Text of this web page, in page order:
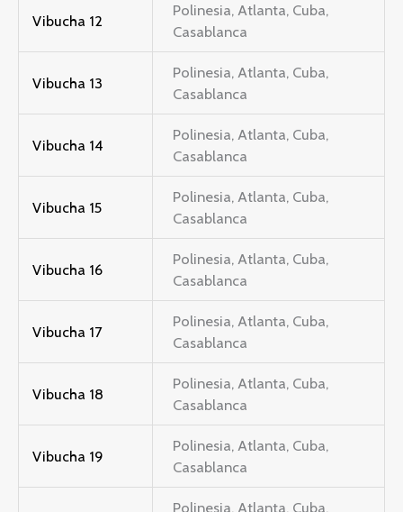
Vibucha 12
Polinesia, Atlanta, Cuba,
Casablanca
Vibucha 13
Polinesia, Atlanta, Cuba,
Casablanca
Vibucha 14
Polinesia, Atlanta, Cuba,
Casablanca
Vibucha 15
Polinesia, Atlanta, Cuba,
Casablanca
Vibucha 16
Polinesia, Atlanta, Cuba,
Casablanca
Vibucha 17
Polinesia, Atlanta, Cuba,
Casablanca
Vibucha 18
Polinesia, Atlanta, Cuba,
Casablanca
Vibucha 19
Polinesia, Atlanta, Cuba,
Casablanca
Polinesia, Atlanta, Cuba,